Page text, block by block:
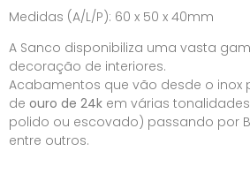
Medidas (A/L/P): 60 x 50 x 40mm
A Sanco disponibiliza uma vasta
decoração de interiores.
Acabamentos que vão desde o inox
de ouro de 24k em várias
polido ou escovado) passando por
entre outros.